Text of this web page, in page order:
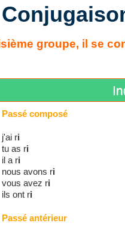
groupe, il se
Passé composé
j'ai ri
tu as ri
il a ri
nous avons ri
vous avez ri
ils ont ri
Passé antérieur